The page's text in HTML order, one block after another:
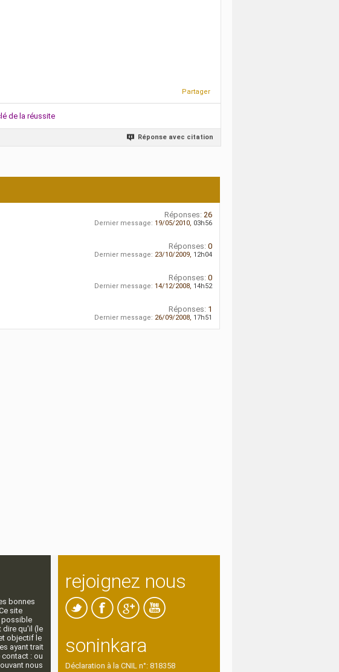
Partager
de la réussite
Réponse avec citation
Réponses: 26
Dernier message: 19/05/2010, 03h56
Réponses: 0
Dernier message: 23/10/2009, 12h04
Réponses: 0
Dernier message: 14/12/2008, 14h52
Réponses: 1
Dernier message: 26/09/2008, 17h51
bonnes
site
possible
dire qu'il (le
objectif le
ayant trait
: ou
nous
rejoignez nous
soninkara
Déclaration à la CNIL n°: 818358